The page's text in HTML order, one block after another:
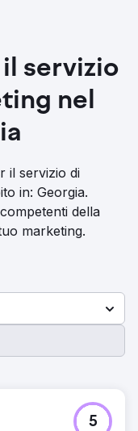
servizio
nel
il servizio di
in: Georgia.
della
marketing.
5